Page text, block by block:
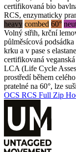
certifikovaná bio
RCS, enzymaticky
heavy combed 60°
Volný střih, krční
půlměsícová
krku a v pase s
certifikovaná
LCA (Life Cycle
prostředí během
pratelné na 60°, lze
OCS RCS Full Zip